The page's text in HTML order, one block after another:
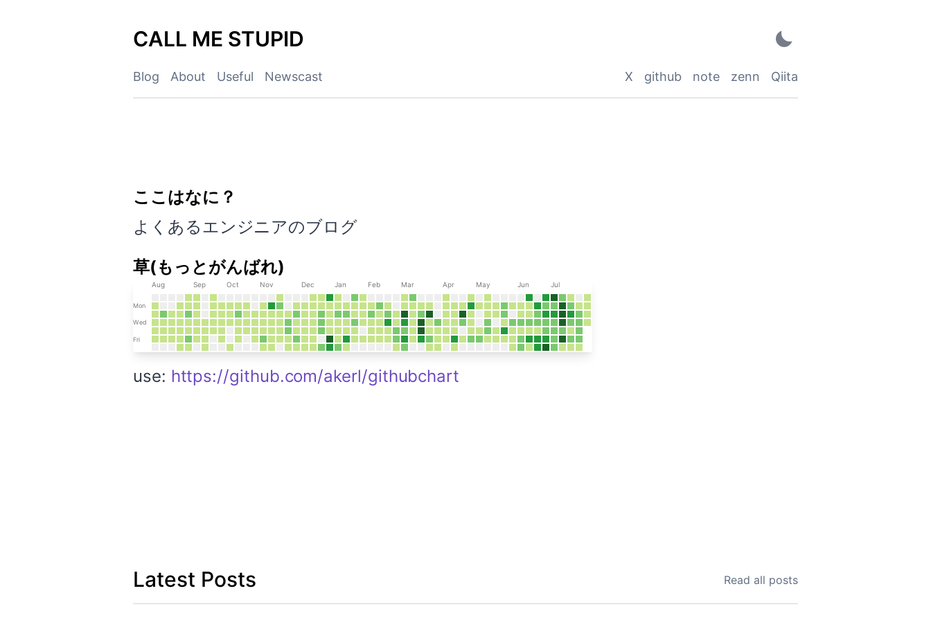
CALL ME STUPID
Blog About Useful Newscast X github note zenn Qiita
CALL ME STUPID
ここはなに？
よくあるエンジニアのブログ
草(もっとがんばれ)
use: https://github.com/akerl/githubchart
Latest Posts Read all posts